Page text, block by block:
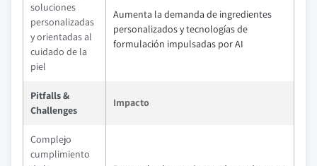
soluciones
personalizadas
y orientadas al
cuidado de la
piel
Aumenta la demanda de ingredientes
personalizados y tecnologías de
formulación impulsadas por AI
Pitfalls &
Challenges
Impacto
Complejo
cumplimiento